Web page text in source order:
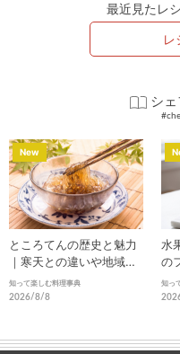
最近見たレ
レ
シ
ところてんの歴史と魅力
｜寒天との違いや地域ご
との食べ方
知って楽しむ料理事典
2026/8/8
New
水
の
知っ